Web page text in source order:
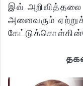
இவ் அறிவித்தலை
அனைவரும்